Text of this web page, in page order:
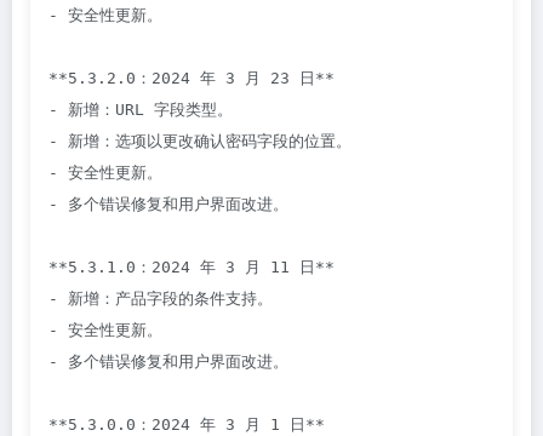
- 安全性更新。
**5.3.2.0：2024 年 3 月 23 日**
- 新增：URL 字段类型。
- 新增：选项以更改确认密码字段的位置。
- 安全性更新。
- 多个错误修复和用户界面改进。
**5.3.1.0：2024 年 3 月 11 日**
- 新增：产品字段的条件支持。
- 安全性更新。
- 多个错误修复和用户界面改进。
**5.3.0.0：2024 年 3 月 1 日**